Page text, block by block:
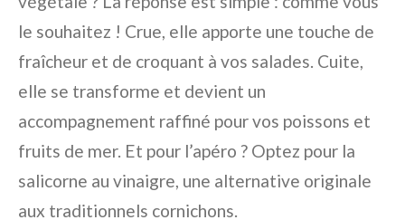
le souhaitez ! Crue, elle apporte une touche de
fraîcheur et de croquant à vos salades. Cuite,
elle se transforme et devient un
accompagnement raffiné pour vos poissons et
fruits de mer. Et pour l’apéro ? Optez pour la
salicorne au vinaigre, une alternative originale
aux traditionnels cornichons.